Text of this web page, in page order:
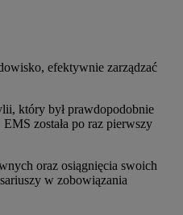
efektywnie zarządzać
który był prawdopodobnie
została po raz pierwszy
oraz osiągnięcia swoich
w zobowiązania